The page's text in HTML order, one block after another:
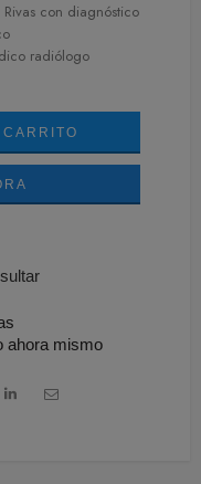
con diagnóstico
radiólogo
ahora mismo